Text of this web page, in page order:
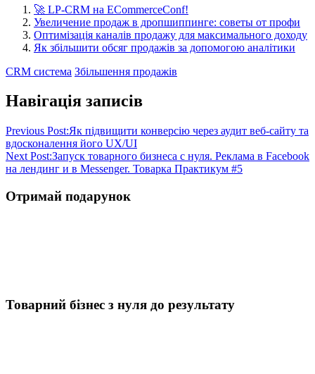
🚀 LP-CRM на ECommerceConf!
Увеличение продаж в дропшиппинге: советы от профи
Оптимізація каналів продажу для максимального доходу
Як збільшити обсяг продажів за допомогою аналітики
CRM система Збільшення продажів
Навігація записів
Previous Post:Як підвищити конверсію через аудит веб-сайту та
вдосконалення його UX/UI
Next Post:Запуск товарного бизнеса с нуля. Реклама в Facebook
на лендинг и в Messenger. Товарка Практикум #5
Отримай подарунок
Товарний бізнес з нуля до результату